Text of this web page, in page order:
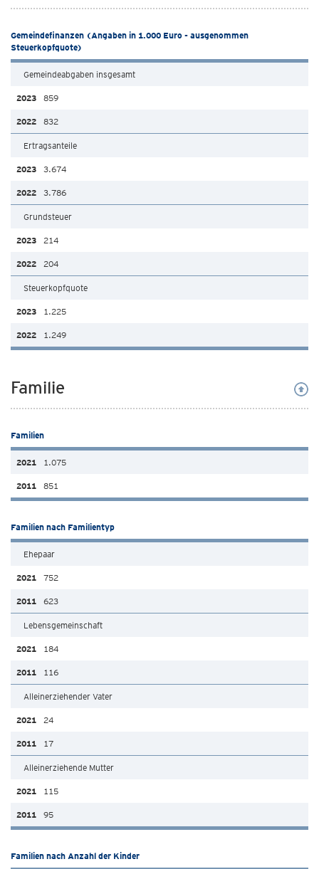
Gemeindefinanzen (Angaben in 1.000 Euro - ausgenommen
Steuerkopfquote)
Gemeindeabgaben insgesamt
859
832
Ertragsanteile
3.674
3.786
Grundsteuer
214
204
Steuerkopfquote
1.225
1.249
Familie
Familien
1.075
851
Familien nach Familientyp
Ehepaar
752
623
Lebensgemeinschaft
184
116
Alleinerziehender Vater
24
17
Alleinerziehende Mutter
115
95
Familien nach Anzahl der Kinder